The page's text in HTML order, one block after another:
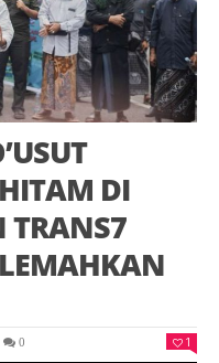
DI
TRANS7
0 1